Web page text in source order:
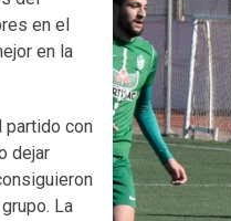
en el
en la
partido con
dejar
La